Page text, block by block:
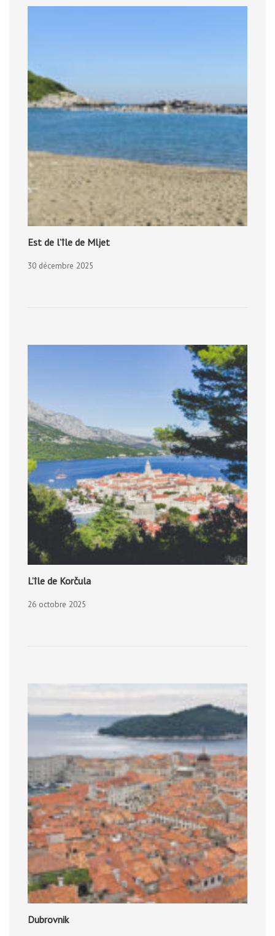
Est de l’île de Mljet
30 décembre 2025
L’île de Korčula
26 octobre 2025
Dubrovnik